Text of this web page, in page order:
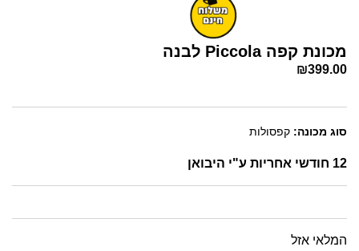
מכונת קפה Piccola לבנה
₪399.00
סוג מכונה: קפסולות
12 חודשי אחריות ע"י היבואן
המלאי אזל